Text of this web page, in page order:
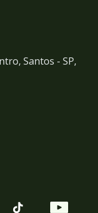
Santos - SP,